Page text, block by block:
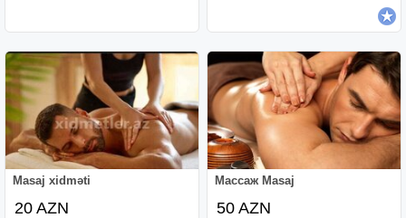
Masaj xidməti
20 AZN
Массаж Masaj
50 AZN